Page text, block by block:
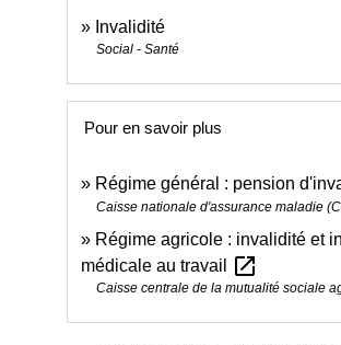
Invalidité
Social - Santé
Pour en savoir plus
Régime général : pension
Caisse nationale d'assurance maladie
Régime agricole : invalidité et
médicale au travail
open_in_new
Caisse centrale de la mutualité sociale